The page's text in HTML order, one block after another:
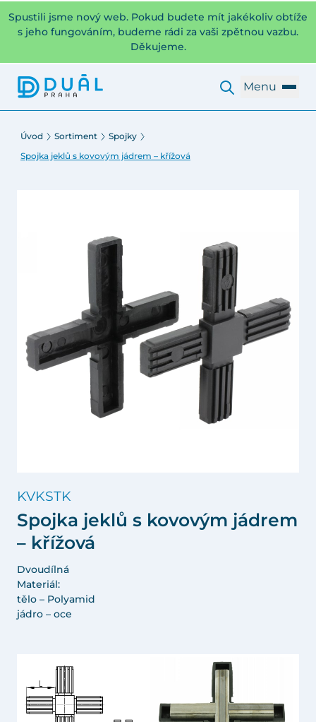
Spustili jsme nový web. Pokud budete mít jakékoliv obtíže
s jeho fungováním, budeme rádi za vaši zpětnou vazbu.
Děkujeme.
Menu
Úvod Sortiment
Spojky
Spojka jeklů s kovovým jádrem – křížová
KVKSTK
Spojka jeklů s kovovým jádrem
– křížová
Dvoudílná
Materiál:
tělo – Polyamid
jádro – oce